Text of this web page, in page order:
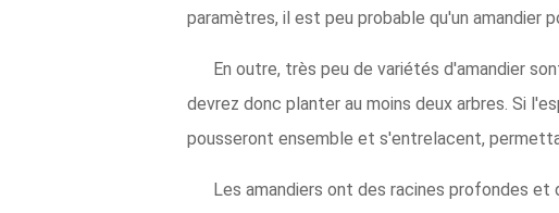
paramètres, il est peu probable qu'un amandier
En outre, très peu de variétés d'amandier
devrez donc planter au moins deux arbres. Si
pousseront ensemble et s'entrelacent,
Les amandiers ont des racines profondes